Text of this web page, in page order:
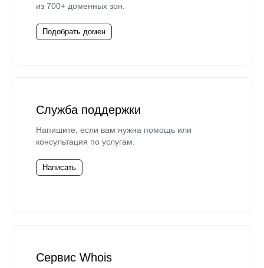
из 700+ доменных зон.
Подобрать домен
Служба поддержки
Напишите, если вам нужна помощь или
консультация по услугам.
Написать
Сервис Whois